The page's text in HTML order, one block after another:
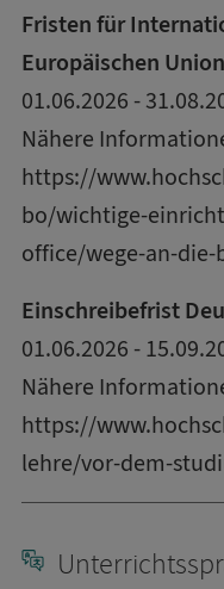
Fristen für
Europäischen Union
01.06.2026 -
Nähere
https://
bo/wichtige-
office/wege-an-
Einschreibefrist
01.06.2026 -
Nähere
https://
lehre/vor-dem-